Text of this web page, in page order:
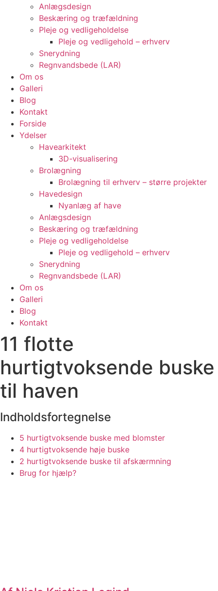
Anlægsdesign
Beskæring og træfældning
Pleje og vedligeholdelse
Pleje og vedligehold – erhverv
Snerydning
Regnvandsbede (LAR)
Om os
Galleri
Blog
Kontakt
Forside
Ydelser
Havearkitekt
3D-visualisering
Brolægning
Brolægning til erhverv – større projekter
Havedesign
Nyanlæg af have
Anlægsdesign
Beskæring og træfældning
Pleje og vedligeholdelse
Pleje og vedligehold – erhverv
Snerydning
Regnvandsbede (LAR)
Om os
Galleri
Blog
Kontakt
11 flotte
hurtigtvoksende buske
til haven
Indholdsfortegnelse
5 hurtigtvoksende buske med blomster
4 hurtigtvoksende høje buske
2 hurtigtvoksende buske til afskærmning
Brug for hjælp?